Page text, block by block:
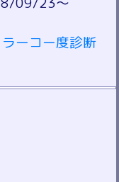
ラーコー度診断